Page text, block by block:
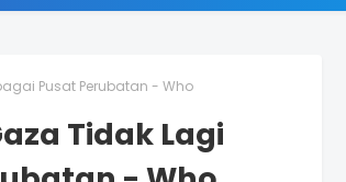
Pusat Perubatan - Who
Tidak Lagi